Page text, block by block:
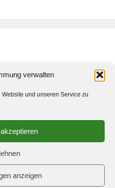
verwalten
und unseren Service zu
anzeigen
GeneratePress